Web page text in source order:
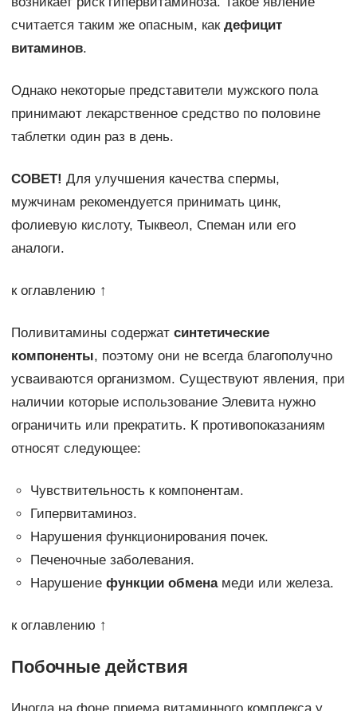
считается таким же опасным, как дефицит
витаминов.
Однако некоторые представители мужского пола
принимают лекарственное средство по половине
таблетки один раз в день.
СОВЕТ! Для улучшения качества спермы,
мужчинам рекомендуется принимать цинк,
фолиевую кислоту, Тыквеол, Спеман или его
аналоги.
к оглавлению ↑
Поливитамины содержат синтетические
компоненты, поэтому они не всегда благополучно
усваиваются организмом. Существуют явления, при
наличии которые использование Элевита нужно
ограничить или прекратить. К противопоказаниям
относят следующее:
Чувствительность к компонентам.
Гипервитаминоз.
Нарушения функционирования почек.
Печеночные заболевания.
Нарушение функции обменамеди или железа.
к оглавлению ↑
Побочные действия